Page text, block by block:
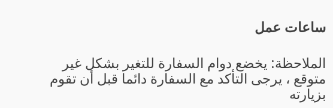
ساعات عمل
الملاحظة: يخضع دوام السفارة للتغير بشكل غير
متوقع ، يرجى التأكد مع السفارة دائما قبل أن تقوم
بزيارته